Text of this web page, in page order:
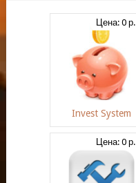
Цена: 0 р.
Invest System
Цена: 0 р.